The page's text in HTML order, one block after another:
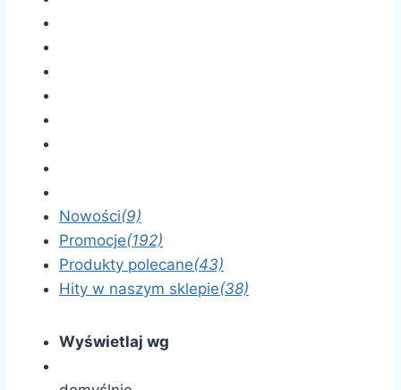
Nowości(9)
Promocje(192)
Produkty polecane(43)
Hity w naszym sklepie(38)
Wyświetlaj wg